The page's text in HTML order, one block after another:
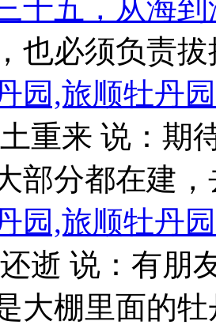
十五，从海到
也必须负责
园,旅顺牡丹
重来 说：期
部分都在建
园,旅顺牡丹
逝 说：有朋
大棚里面的